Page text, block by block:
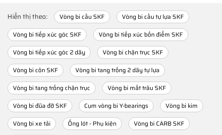
Hiển thị theo: Vòng bi cầu SKF
Vòng bi cầu tự lựa SKF
Vòng bi tiếp xúc góc SKF
Vòng bi tiếp xúc bốn điểm SKF
Vòng bi tiếp xúc góc 2 dãy
Vòng bi chặn trục SKF
Vòng bi côn SKF
Vòng bi tang trống 2 dãy tự lựa
Vòng bi tang trống chặn trục
Vòng bi mắt trâu SKF
Vòng bi đũa đỡ SKF
Cụm vòng bi Y-bearings
Vòng bi kim
Vòng bi xe tải
Ống lót - Phụ kiện
Vòng bi CARB SKF